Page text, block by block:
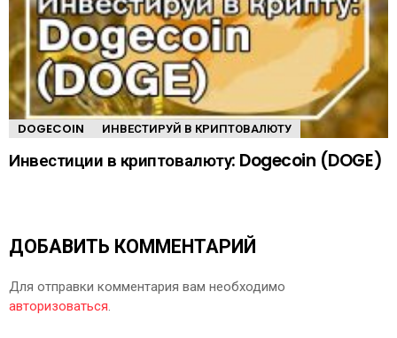
DOGECOIN ИНВЕСТИРУЙ В КРИПТОВАЛЮТУ
Инвестиции в криптовалюту: Dogecoin (DOGE)
ДОБАВИТЬ КОММЕНТАРИЙ
Для отправки комментария вам необходимо
авторизоваться.